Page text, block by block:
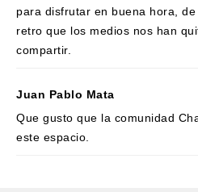
para disfrutar en buena hora,
retro que los medios nos han
compartir.
Juan Pablo Mata
Que gusto que la comunidad
este espacio.